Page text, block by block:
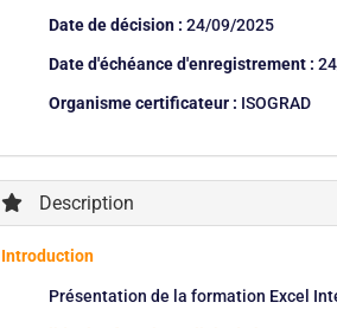
Date de décision : 24/09/2025
Date d'échéance d'enregistrement :
Organisme certificateur : ISOGRAD
Description
Introduction
Présentation de la formation Excel